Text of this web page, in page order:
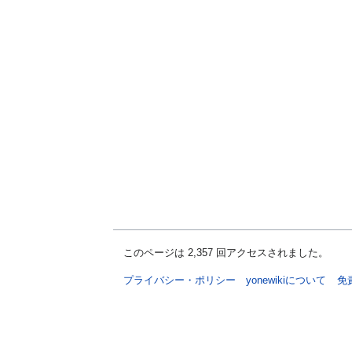
このページは 2,357 回アクセスされました。
プライバシー・ポリシー yonewikiについて 免